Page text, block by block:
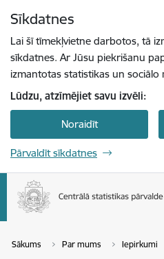
Sīkdatnes
Lai šī tīmekļvietne darbotos, tā
sīkdatnes. Ar Jūsu piekrišanu
izmantotas statistikas un sociālo
Lūdzu, atzīmējiet savu izvēli:
Noraidīt
Pārvaldīt sīkdatnes
Sākums Par mums Iepirkumi